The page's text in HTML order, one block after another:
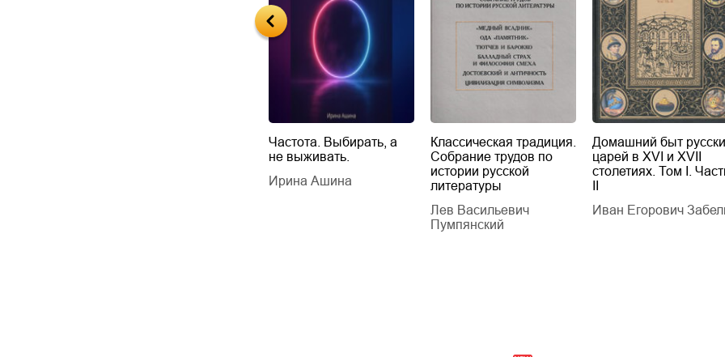
Частота. Выбирать, а
не выживать.
Ирина Ашина
Классическая традиция.
Собрание трудов по
истории русской
литературы
Лев Васильевич
Пумпянский
Домашний быт
царей в XVI и XVII
столетиях. Том I.
Иван Егорович